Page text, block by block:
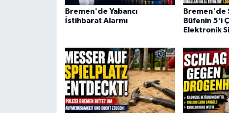
Bremen'de Yabancı
İstihbarat Alarmı
Bremen'de
Büfenin 5'i
Elektronik